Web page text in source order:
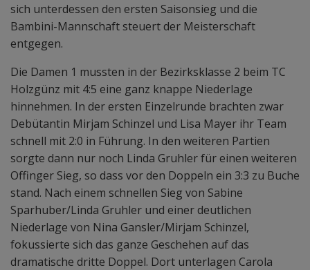
sich unterdessen den ersten Saisonsieg und die
Bambini-Mannschaft steuert der Meisterschaft
entgegen.
Die Damen 1 mussten in der Bezirksklasse 2 beim TC
Holzgünz mit 4:5 eine ganz knappe Niederlage
hinnehmen. In der ersten Einzelrunde brachten zwar
Debütantin Mirjam Schinzel und Lisa Mayer ihr Team
schnell mit 2:0 in Führung. In den weiteren Partien
sorgte dann nur noch Linda Gruhler für einen weiteren
Offinger Sieg, so dass vor den Doppeln ein 3:3 zu Buche
stand. Nach einem schnellen Sieg von Sabine
Sparhuber/Linda Gruhler und einer deutlichen
Niederlage von Nina Gansler/Mirjam Schinzel,
fokussierte sich das ganze Geschehen auf das
dramatische dritte Doppel. Dort unterlagen Carola